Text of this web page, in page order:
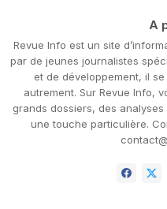
A
Revue Info est un site
par de jeunes journalistes
et de développement, il
autrement. Sur Revue Info,
grands dossiers, des
une touche particulière.